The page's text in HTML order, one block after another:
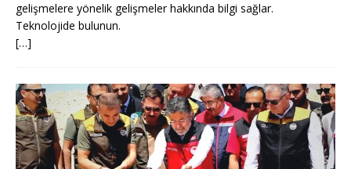
gelişmelere yönelik gelişmeler hakkında bilgi sağlar.
Teknolojide bulunun.
[…]